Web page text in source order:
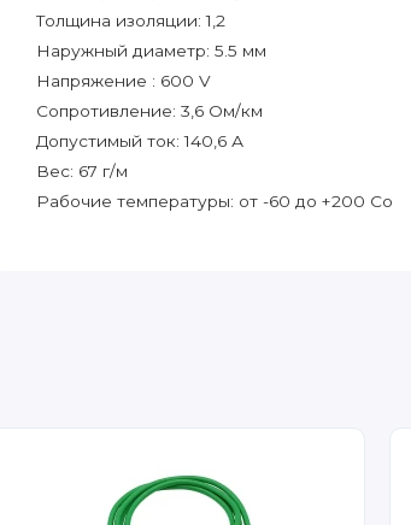
Толщина изоляции: 1,2
Наружный диаметр: 5.5 мм
Напряжение : 600 V
Сопротивление: 3,6 Ом/км
Допустимый ток: 140,6 А
Вес: 67 г/м
Рабочие температуры: от -60 до +200 Сo